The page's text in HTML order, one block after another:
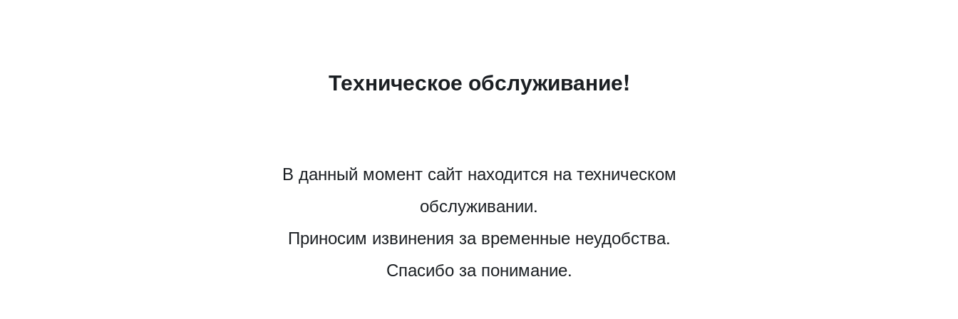
Техническое обслуживание!
В данный момент сайт находится на техническом
обслуживании.
Приносим извинения за временные неудобства.
Спасибо за понимание.